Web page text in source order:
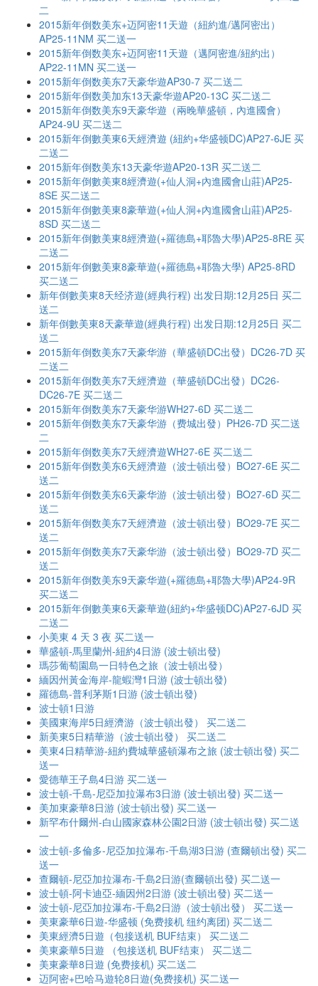
二
2015新年倒数美东+迈阿密11天遊（紐約進/邁阿密出）
AP25-11NM 买二送一
2015新年倒数美东+迈阿密11天遊（邁阿密進/紐約出）
AP22-11MN 买二送一
2015新年倒数美东7天豪华遊AP30-7 买二送二
2015新年倒数美加东13天豪华遊AP20-13C 买二送二
2015新年倒数美东9天豪华遊（兩晚華盛頓，內進國會）
AP24-9U 买二送二
2015新年倒數美東6天經濟遊 (紐約+华盛顿DC)AP27-6JE 买
二送二
2015新年倒数美东13天豪华遊AP20-13R 买二送二
2015新年倒數美東8經濟遊(+仙人洞+內進國會山莊)AP25-
8SE 买二送二
2015新年倒數美東8豪華遊(+仙人洞+內進國會山莊)AP25-
8SD 买二送二
2015新年倒數美東8經濟遊(+羅德島+耶魯大學)AP25-8RE 买
二送二
2015新年倒數美東8豪華遊(+羅德島+耶魯大學) AP25-8RD
买二送二
新年倒數美東8天经济遊(經典行程) 出发日期:12月25日 买二
送二
新年倒數美東8天豪華遊(經典行程) 出发日期:12月25日 买二
送二
2015新年倒数美东7天豪华游（華盛頓DC出發）DC26-7D 买
二送二
2015新年倒数美东7天經濟遊（華盛頓DC出發）DC26-
DC26-7E 买二送二
2015新年倒数美东7天豪华游WH27-6D 买二送二
2015新年倒数美东7天豪华游（费城出發）PH26-7D 买二送
二
2015新年倒数美东7天經濟遊WH27-6E 买二送二
2015新年倒数美东6天經濟遊（波士頓出發）BO27-6E 买二
送二
2015新年倒数美东6天豪华游（波士頓出發）BO27-6D 买二
送二
2015新年倒数美东7天經濟遊（波士頓出發）BO29-7E 买二
送二
2015新年倒数美东7天豪华游（波士頓出發）BO29-7D 买二
送二
2015新年倒数美东9天豪华遊(+羅德島+耶魯大學)AP24-9R
买二送二
2015新年倒數美東6天豪華遊(紐約+华盛顿DC)AP27-6JD 买
二送二
小美東 4 天 3 夜 买二送一
華盛頓-馬里蘭州-紐約4日游 (波士頓出發)
瑪莎葡萄園島一日特色之旅（波士頓出發）
緬因州黃金海岸-龍蝦灣1日游 (波士頓出發)
羅德島-普利茅斯1日游 (波士頓出發)
波士頓1日游
美國東海岸5日經濟游（波士頓出發） 买二送二
新美東5日精華游（波士頓出發） 买二送二
美東4日精華游-紐約費城華盛頓瀑布之旅 (波士頓出發) 买二
送一
愛德華王子島4日游 买二送一
波士頓-千島-尼亞加拉瀑布3日游 (波士頓出發) 买二送一
美加東豪華8日游 (波士頓出發) 买二送一
新罕布什爾州-白山國家森林公園2日游 (波士頓出發) 买二送
一
波士頓-多倫多-尼亞加拉瀑布-千島湖3日游 (查爾頓出發) 买二
送一
查爾頓-尼亞加拉瀑布-千島2日游(查爾頓出發) 买二送一
波士頓-阿卡迪亞-緬因州2日游 (波士頓出發) 买二送一
波士頓-尼亞加拉瀑布-千島2日游（波士頓出發） 买二送一
美東豪華6日遊-华盛顿 (免费接机 纽约离团) 买二送二
美東經濟5日遊（包接送机 BUF结束） 买二送二
美東豪華5日遊 （包接送机 BUF结束） 买二送二
美東豪華8日遊 (免费接机) 买二送二
迈阿密+巴哈马遊轮8日遊(免费接机) 买二送一